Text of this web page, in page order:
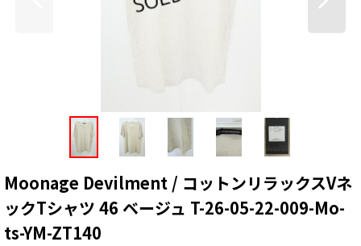
Moonage Devilment / コットンリラックスVネ
ックTシャツ 46 ベージュ T-26-05-22-009-Mo-
ts-YM-ZT140